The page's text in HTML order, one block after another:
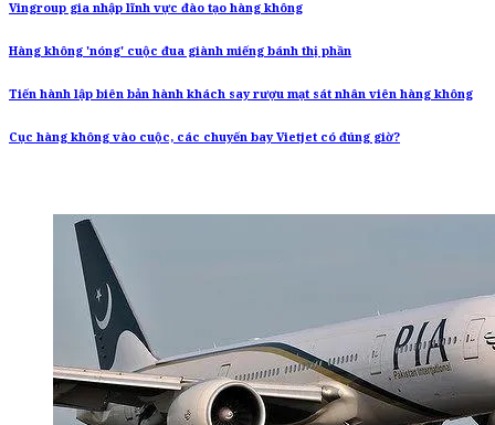
Vingroup gia nhập lĩnh vực đào tạo hàng không
Hàng không 'nóng' cuộc đua giành miếng bánh thị phần
Tiến hành lập biên bản hành khách say rượu mạt sát nhân viên hàng không
Cục hàng không vào cuộc, các chuyến bay Vietjet có đúng giờ?